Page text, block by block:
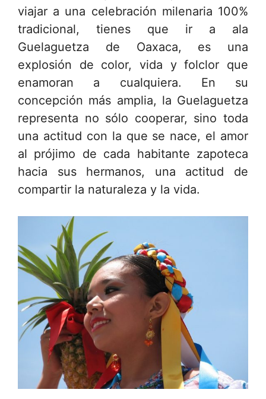
viajar a una celebración milenaria 100%
tradicional, tienes que ir a ala
Guelaguetza de Oaxaca, es una
explosión de color, vida y folclor que
enamoran a cualquiera. En su
concepción más amplia, la Guelaguetza
representa no sólo cooperar, sino toda
una actitud con la que se nace, el amor
al prójimo de cada habitante zapoteca
hacia sus hermanos, una actitud de
compartir la naturaleza y la vida.